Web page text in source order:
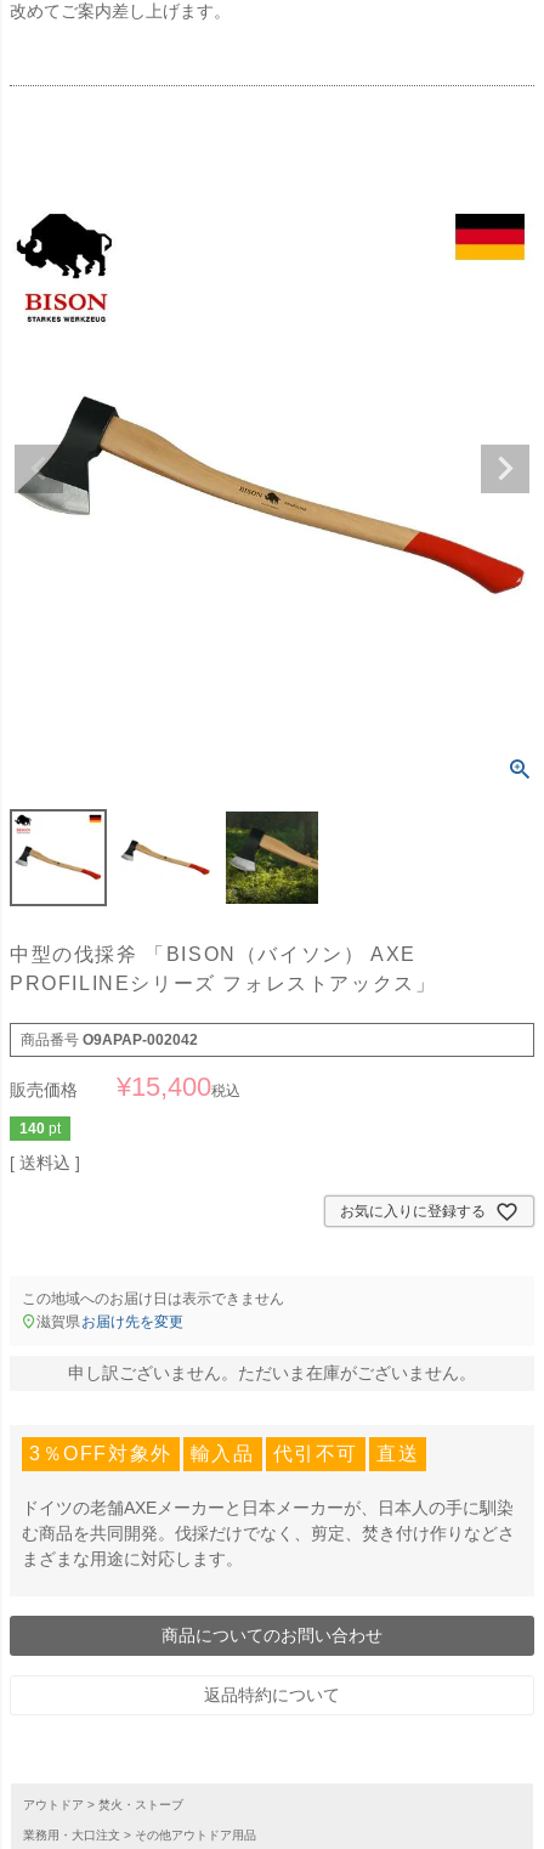
改めてご案内差し上げます。
中型の伐採斧 「BISON（バイソン） AXE
PROFILINEシリーズ フォレストアックス」
商品番号 O9APAP-002042
販売価格 ¥15,400税込
140 pt
送料込
お気に入りに登録する
この地域へのお届け日は表示できません
滋賀県お届け先を変更
申し訳ございません。ただいま在庫がございません。
3％OFF対象外 輸入品 代引不可 直送
ドイツの老舗AXEメーカーと日本メーカーが、日本人の手に馴染
む商品を共同開発。伐採だけでなく、剪定、焚き付け作りなどさ
まざまな用途に対応します。
商品についてのお問い合わせ
返品特約について
アウトドア 焚火・ストーブ
業務用・大口注文 その他アウトドア用品